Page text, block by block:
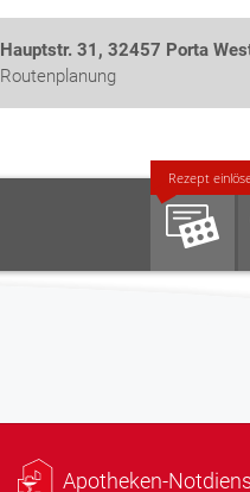
Hauptstr. 31, 32457 Porta
Routenplanung
Rezept
Apotheken-